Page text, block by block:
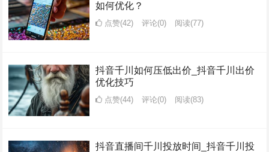
如何优化？
点赞(42) 评论(0) 阅读(77)
抖音千川如何压低出价_抖音千川出价
优化技巧
点赞(44) 评论(0) 阅读(83)
抖音直播间千川投放时间_抖音千川投